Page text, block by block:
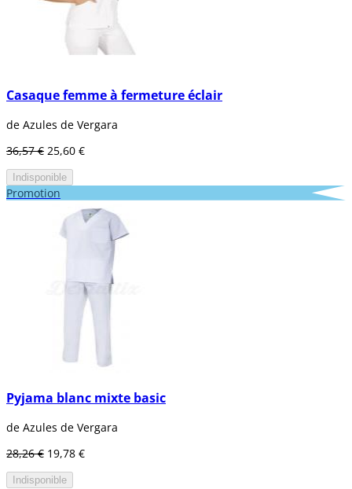
Casaque femme à fermeture éclair
de Azules de Vergara
36,57 € 25,60 €
Indisponible
Promotion
Pyjama blanc mixte basic
de Azules de Vergara
28,26 € 19,78 €
Indisponible